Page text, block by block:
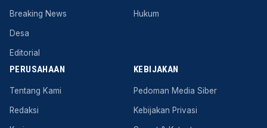
Breaking News
Desa
Editorial
Hukum
PERUSAHAAN
Tentang Kami
Redaksi
KEBIJAKAN
Pedoman Media Siber
Kebijakan Privasi